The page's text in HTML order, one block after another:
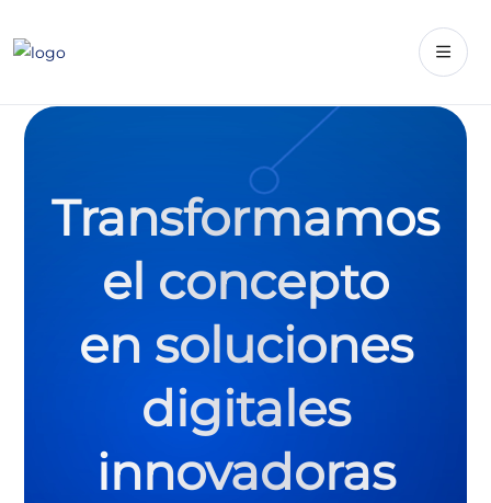
Transformamos
el concepto
en soluciones
digitales
innovadoras
Innovamos con
software
que impulsa tu
crecimiento